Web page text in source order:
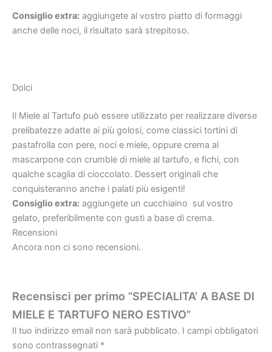
Consiglio extra: aggiungete al vostro piatto di formaggi
anche delle noci, il risultato sarà strepitoso.
Dolci
Il Miele al Tartufo può essere utilizzato per realizzare diverse
prelibatezze adatte ai più golosi, come classici tortini di
pastafrolla con pere, noci e miele, oppure crema al
mascarpone con crumble di miele al tartufo, e fichi, con
qualche scaglia di cioccolato. Dessert originali che
conquisteranno anche i palati più esigenti!
Consiglio extra: aggiungete un cucchiaino sul vostro
gelato, preferibilmente con gusti a base di crema.
Recensioni
Ancora non ci sono recensioni.
Recensisci per primo “SPECIALITA’ A BASE DI
MIELE E TARTUFO NERO ESTIVO”
Il tuo indirizzo email non sarà pubblicato. I campi obbligatori
sono contrassegnati *